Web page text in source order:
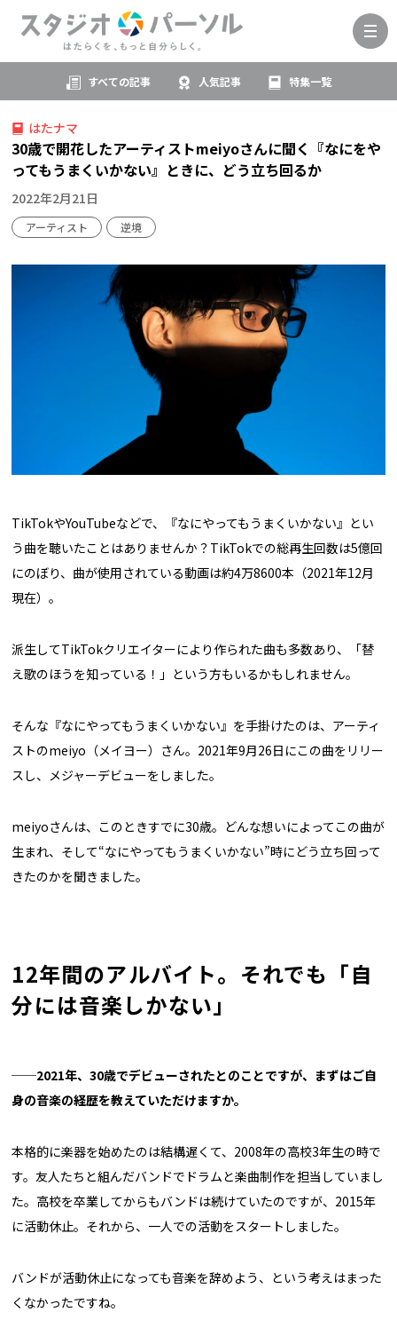
すべての記事 人気記事 特集一覧
はたナマ
30歳で開花したアーティストmeiyoさんに聞く『なにをや
ってもうまくいかない』ときに、どう立ち回るか
2022年2月21日
アーティスト 逆境
TikTokやYouTubeなどで、『なにやってもうまくいかない』とい
う曲を聴いたことはありませんか？TikTokでの総再生回数は5億回
にのぼり、曲が使用されている動画は約4万8600本（2021年12月
現在）。
派生してTikTokクリエイターにより作られた曲も多数あり、「替
え歌のほうを知っている！」という方もいるかもしれません。
そんな『なにやってもうまくいかない』を手掛けたのは、アーティ
ストのmeiyo（メイヨー）さん。2021年9月26日にこの曲をリリー
スし、メジャーデビューをしました。
meiyoさんは、このときすでに30歳。どんな想いによってこの曲が
生まれ、そして“なにやってもうまくいかない”時にどう立ち回って
きたのかを聞きました。
12年間のアルバイト。それでも「自
分には音楽しかない」
──2021年、30歳でデビューされたとのことですが、まずはご自
身の音楽の経歴を教えていただけますか。
本格的に楽器を始めたのは結構遅くて、2008年の高校3年生の時で
す。友人たちと組んだバンドでドラムと楽曲制作を担当していまし
た。高校を卒業してからもバンドは続けていたのですが、2015年
に活動休止。それから、一人での活動をスタートしました。
バンドが活動休止になっても音楽を辞めよう、という考えはまった
くなかったですね。